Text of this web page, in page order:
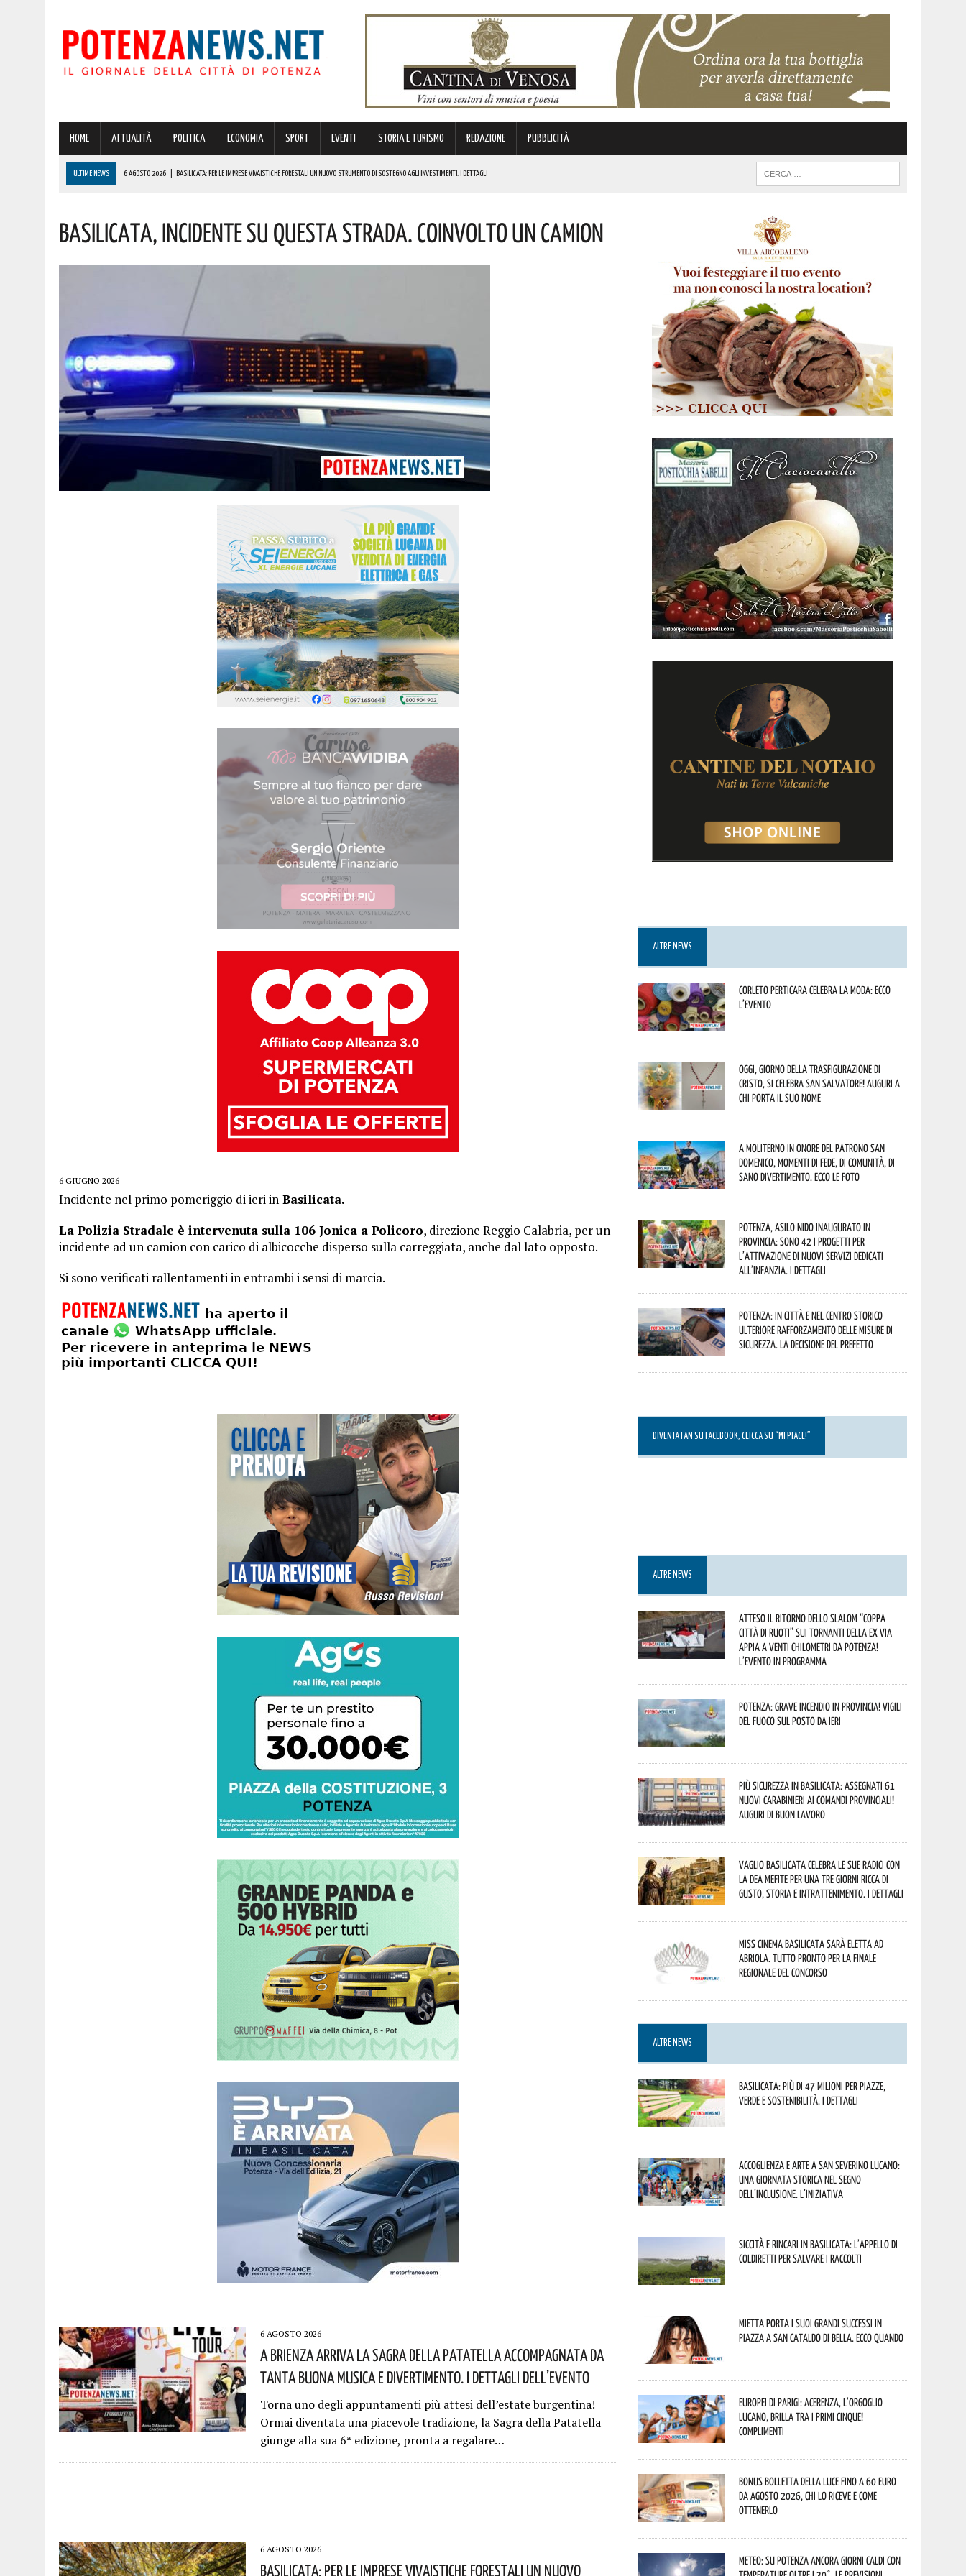
HOME ATTUALITÀ POLITICA ECONOMIA SPORT EVENTI STORIA E TURISMO REDAZIONE PUBBLICITÀ
ULTIME NEWS 6 AGOSTO 2026 BASILICATA: PER LE IMPRESE VIVAISTICHE FORESTALI UN NUOVO STRUMENTO DI SOSTEGNO AGLI INVESTIMENTI. I DETTAGLI
6 AGOSTO 2026 | POTENZA, PER IL GRAVE INCENDIO IN PROVINCIA CARABINIERI FORESTALI DENUNCIANO UN 63ENNE. I DETTAGLI
Basilicata, Incidente Su Questa Strada. Coinvolto Un Camion
6 GIUGNO 2026
Incidente nel primo pomeriggio di ieri in Basilicata.
La Polizia Stradale è intervenuta sulla 106 Jonica a Policoro, direzione Reggio Calabria, per un
incidente ad un camion con carico di albicocche disperso sulla carreggiata, anche dal lato opposto.
Si sono verificati rallentamenti in entrambi i sensi di marcia.
6 AGOSTO 2026
A Brienza Arriva La Sagra Della Patatella Accompagnata Da
Tanta Buona Musica E Divertimento. I Dettagli Dell’evento
Torna uno degli appuntamenti più attesi dell’estate burgentina!
Ormai diventata una piacevole tradizione, la Sagra della Patatella
giunge alla sua 6ª edizione, pronta a regalare…
6 AGOSTO 2026
Basilicata: Per Le Imprese Vivaistiche Forestali Un Nuovo
ALTRE NEWS
Corleto Perticara celebra la moda: ecco
l’evento
Oggi, giorno della Trasfigurazione di
Cristo, si celebra San Salvatore! Auguri a
chi porta il suo nome
A Moliterno in onore del Patrono San
Domenico, momenti di fede, di comunità, di
sano divertimento. Ecco le foto
Potenza, asilo nido inaugurato in
provincia: sono 42 i progetti per
l’attivazione di nuovi servizi dedicati
all’infanzia. I dettagli
Potenza: in città e nel centro storico
ulteriore rafforzamento delle misure di
sicurezza. La decisione del Prefetto
DIVENTA FAN SU FACEBOOK, CLICCA SU “MI PIACE!”
ALTRE NEWS
Atteso il ritorno dello slalom “Coppa
Città di Ruoti” sui tornanti della ex via
Appia a venti chilometri da Potenza!
L’evento in programma
Potenza: grave incendio in Provincia! Vigili
del fuoco sul posto da ieri
Più sicurezza in Basilicata: assegnati 61
nuovi Carabinieri ai Comandi provinciali!
Auguri di buon lavoro
Vaglio Basilicata celebra le sue radici con
la Dea Mefite per una tre giorni ricca di
gusto, storia e intrattenimento. I dettagli
Miss Cinema Basilicata sarà eletta ad
Abriola. Tutto pronto per la finale
regionale del concorso
ALTRE NEWS
Basilicata: più di 47 milioni per piazze,
verde e sostenibilità. I dettagli
Accoglienza e arte a San Severino Lucano:
una giornata storica nel segno
dell’inclusione. L’iniziativa
Siccità e rincari in Basilicata: l’appello di
Coldiretti per salvare i raccolti
Mietta porta i suoi grandi successi in
piazza a San Cataldo di Bella. Ecco quando
Europei di Parigi: Acerenza, l’orgoglio
lucano, brilla tra i primi cinque!
Complimenti
Bonus bolletta della luce fino a 60 euro
da agosto 2026, chi lo riceve e come
ottenerlo
Meteo: su Potenza ancora giorni caldi con